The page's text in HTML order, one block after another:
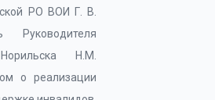
РО ВОИ Г. В.
Руководителя
Н.М.
о реализации